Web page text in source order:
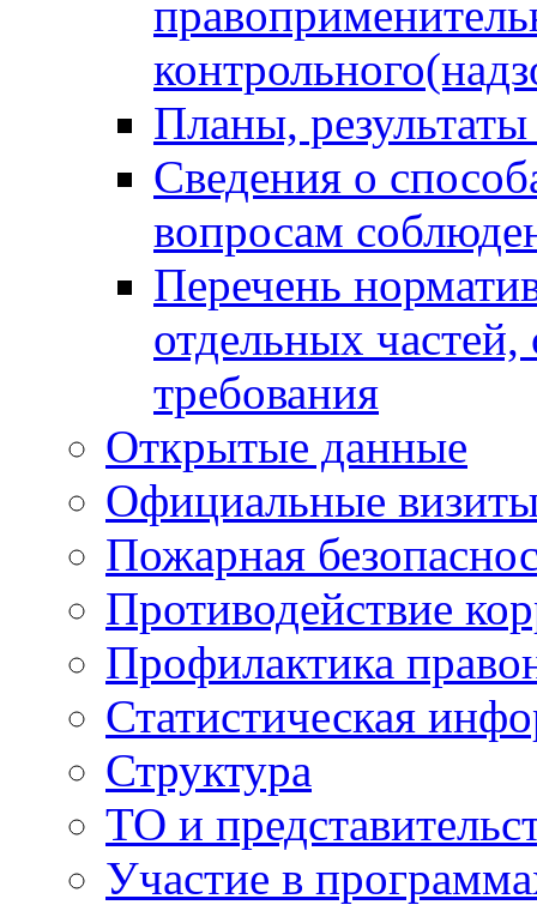
Планы,
Сведения о
вопросам
Перечень
отдельных
требования
Открытые данные
Официальные
Пожарная
Противодействие
Профилактика
Статистическая
Структура
ТО и
Участие в